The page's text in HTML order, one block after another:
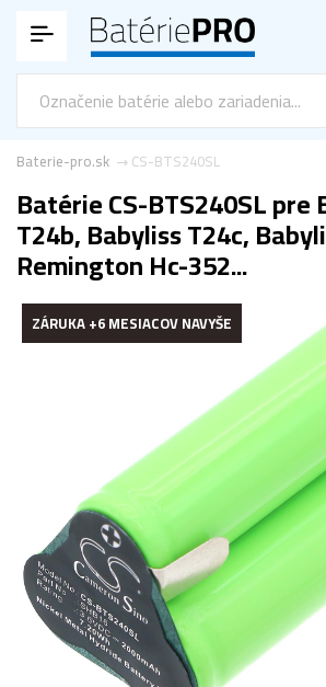
CS-BTS240SL
Baterie-pro.sk
Batérie CS-BTS240SL pre
T24b, Babyliss T24c,
Remington Hc-352...
ZÁRUKA +6 MESIACOV NAVYŠE